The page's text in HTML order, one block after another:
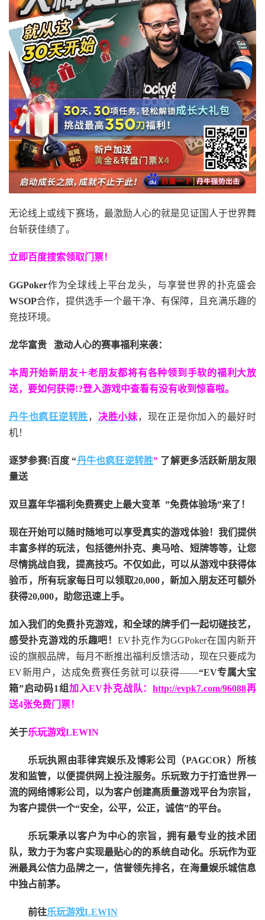
无论线上或线下赛场，最激励人心的就是见证国人于世界舞
台斩获佳绩了。
立即百度搜索领取门票！
GGPoker作为全球线上平台龙头，与享誉世界的扑克盛会
WSOP合作，提供选手一个最干净、有保障，且充满乐趣的
竞技环境。
龙华富贵 激动人心的赛事福利来袭：
本周开始新朋友＋老朋友都将有各种领到手软的福利大放
送，要如何获得!?登入游戏中查看有没有收到惊喜啦。
丹牛也疯狂逆转胜， 决胜小妹，现在正是你加入的最好时
机！
逐梦参赛!百度 “丹牛也疯狂逆转胜” 了解更多活跃新朋友限
量送
双旦嘉年华福利 免费赛史上最大变革 ”免费体验场”来了！
现在开始可以随时随地可以享受真实的游戏体验！我们提供
丰富多样的玩法，包括德州扑克、奥马哈、短牌等等，让您
尽情挑战自我，提高技巧。不仅如此， 可以从游戏中获得体
验币，所有玩家每日可以领取20,000，新加入朋友还可额外
获得20,000，助您迅速上手。
加入我们的免费扑克游戏，和全球的牌手们一起切磋技艺，
感受扑克游戏的乐趣吧！ EV扑克作为GGPoker在国内新开
设的旗舰品牌，每月不断推出福利反馈活动，现在只要成为
EV新用户，达成免费赛任务就可以获得——“EV专属大宝
箱”启动码1组 加入EV扑克战队：http://evpk7.com/96088再
送4张免费门票！
关于乐玩游戏LEWIN
乐玩执照由菲律宾娱乐及博彩公司（PAGCOR）所核
发和监管，以便提供网上投注服务。乐玩致力于打造世界一
流的网络博彩公司，以为客户创建高质量游戏平台为宗旨，
为客户提供一个“安全，公平，公正，诚信”的平台。
乐玩秉承以客户为中心的宗旨，拥有最专业的技术团
队，致力于为客户实现最贴心的的系统自动化。乐玩作为亚
洲最具公信力品牌之一，信誉领先排名，在海量娱乐城信息
中独占前茅。
前往乐玩游戏LEWIN